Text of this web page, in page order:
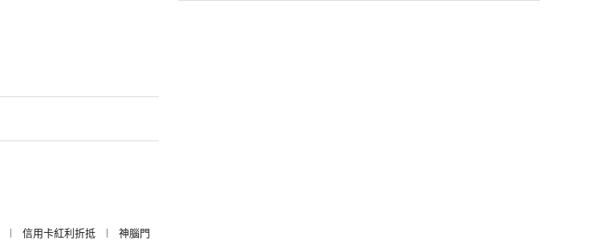
︱ 信用卡紅利折抵 ︱
神腦門